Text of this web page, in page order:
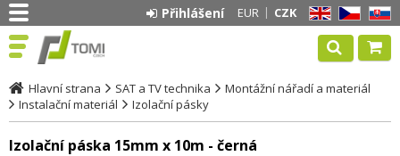
EN CZ SK
EUR CZK
Přihlášení
Hlavní strana SAT a TV technika
Montážní nářadí a materiál
Instalační materiál
Izolační pásky
Izolační páska 15mm x 10m - černá